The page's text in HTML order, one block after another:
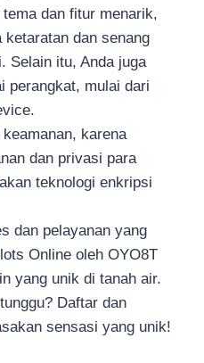
dan fitur menarik,
dan senang
Selain itu, Anda juga
perangkat, mulai dari
karena
dan privasi para
teknologi enkripsi
dan pelayanan yang
Online oleh OYO8T
yang unik di tanah air.
Daftar dan
sensasi yang unik!